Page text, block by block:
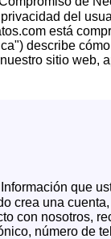
del
está
describe
sitio web,
Información que
crea una
con nosotros,
número de